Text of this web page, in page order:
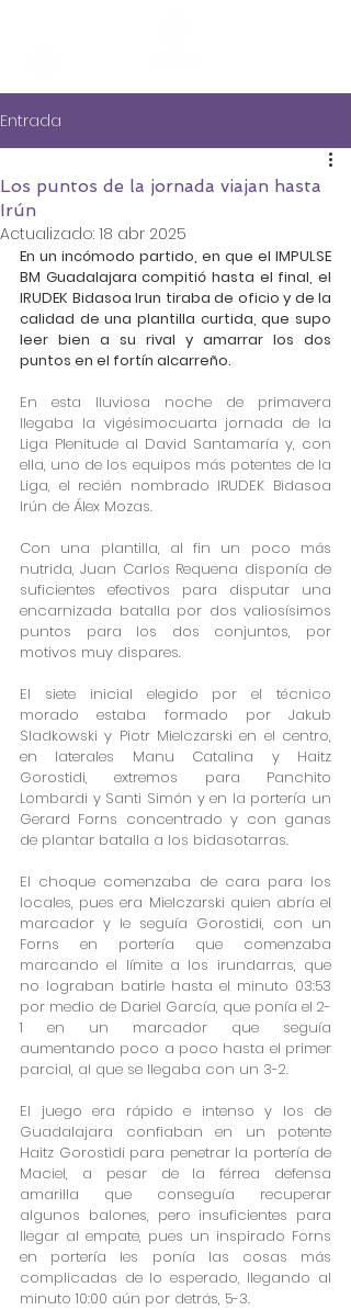
Entrada
Los puntos de la jornada viajan hasta
Irún
Actualizado: 18 abr 2025
En un incómodo partido, en que el IMPULSE
BM Guadalajara compitió hasta el final, el
IRUDEK Bidasoa Irun tiraba de oficio y de la
calidad de una plantilla curtida, que supo
leer bien a su rival y amarrar los dos
puntos en el fortín alcarreño.
En esta lluviosa noche de primavera
llegaba la vigésimocuarta jornada de la
Liga Plenitude al David Santamaría y, con
ella, uno de los equipos más potentes de la
Liga, el recién nombrado IRUDEK Bidasoa
Irún de Álex Mozas.
Con una plantilla, al fin un poco más
nutrida, Juan Carlos Requena disponía de
suficientes efectivos para disputar una
encarnizada batalla por dos valiosísimos
puntos para los dos conjuntos, por
motivos muy dispares.
El siete inicial elegido por el técnico
morado estaba formado por Jakub
Sladkowski y Piotr Mielczarski en el centro,
en laterales Manu Catalina y Haitz
Gorostidi, extremos para Panchito
Lombardi y Santi Simón y en la portería un
Gerard Forns concentrado y con ganas
de plantar batalla a los bidasotarras.
El choque comenzaba de cara para los
locales, pues era Mielczarski quien abría el
marcador y le seguía Gorostidi, con un
Forns en portería que comenzaba
marcando el límite a los irundarras, que
no lograban batirle hasta el minuto 03:53
por medio de Dariel García, que ponía el 2-
1 en un marcador que seguía
aumentando poco a poco hasta el primer
parcial, al que se llegaba con un 3-2.
El juego era rápido e intenso y los de
Guadalajara confiaban en un potente
Haitz Gorostidi para penetrar la portería de
Maciel, a pesar de la férrea defensa
amarilla que conseguía recuperar
algunos balones, pero insuficientes para
llegar al empate, pues un inspirado Forns
en portería les ponía las cosas más
complicadas de lo esperado, llegando al
minuto 10:00 aún por detrás, 5-3.